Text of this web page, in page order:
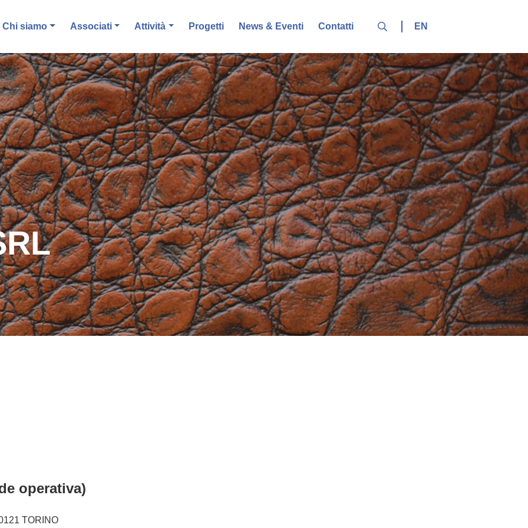
Chi siamo Associati Attività Progetti News & Eventi Contatti EN
operativa)
TORINO